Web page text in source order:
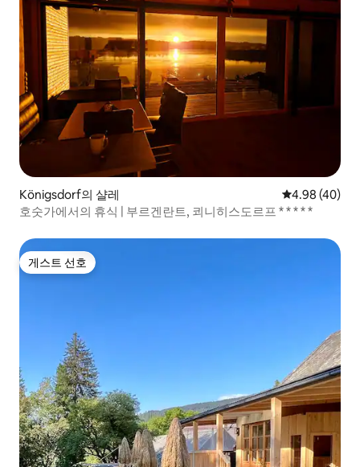
Königsdorf의 샬레 평점 4.98점(5
4.98 (40)
호숫가에서의 휴식 | 부르겐란트, 쾨니히스도르프 * * * * *
게스트 선호
게스트 선호